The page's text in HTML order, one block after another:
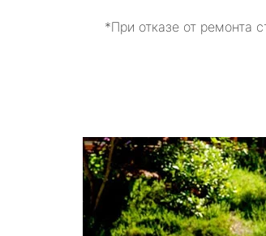
*При отказе от ремонта